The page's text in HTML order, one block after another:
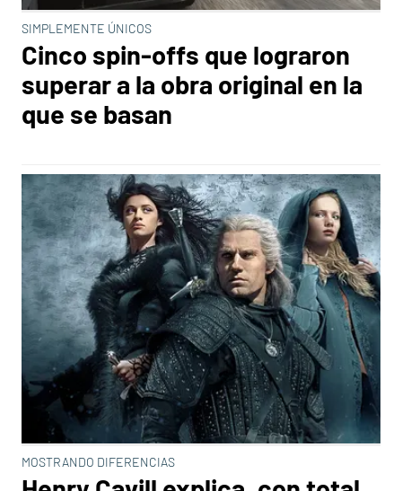
SIMPLEMENTE ÚNICOS
Cinco spin-offs que lograron
superar a la obra original en la
que se basan
MOSTRANDO DIFERENCIAS